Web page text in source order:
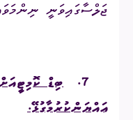
ޖަލްސާގައިވަނީ
7.
ބިޑް
ޢައްޔަންކުރުމާގުޅޭ.